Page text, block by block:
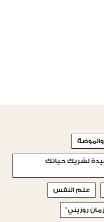
والموضة
لشريك حياتك
علم النفس
روزيني"